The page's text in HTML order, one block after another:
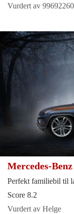
Vurdert av 99692260
Mercedes-
Perfekt familiebil til
Score 8.2
Vurdert av Helge